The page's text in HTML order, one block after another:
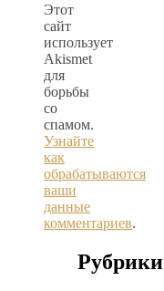
Этот
сайт
использует
Akismet
для
борьбы
со
спамом.
Узнайте
как
обрабатываются
ваши
данные
комментариев.
Рубрики